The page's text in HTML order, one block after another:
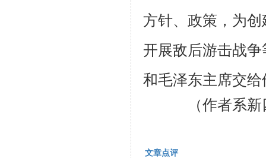
方针、政策，为
开展敌后游击战
和毛泽东主席交
（作者系新四
文章点评